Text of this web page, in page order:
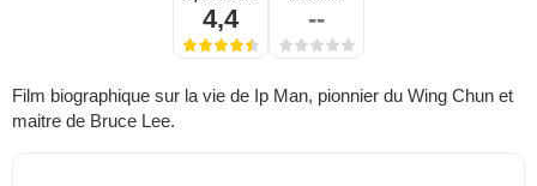
4,4 --
Film biographique sur la vie de Ip Man, pionnier du Wing Chun et
maitre de Bruce Lee.